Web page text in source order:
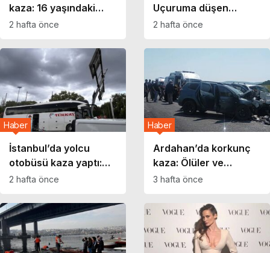
kaza: 16 yaşındaki
çocuk yaşamını yitirdi
2 hafta önce
Uçuruma düşen
araçta 5 kişi hayatını
2 hafta önce
İstanbul’da yolcu
otobüsü kaza yaptı:
2’si ağır 30 yaralı!
Haber
2 hafta önce
Ardahan’da korkunç
kaza: Ölüler ve
yaralılar var!
Haber
3 hafta önce